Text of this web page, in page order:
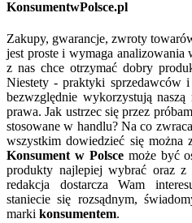
KonsumentwPolsce.pl
Zakupy, gwarancje, zwroty
jest proste i wymaga
z nas chce otrzymać dobry
Niestety - praktyki sprzedawców
bezwzględnie wykorzystują
prawa. Jak ustrzec się przez
stosowane w handlu? Na co
wszystkim dowiedzieć się można
Konsument w Polscemoże być
produkty najlepiej wybrać oraz z
redakcja dostarcza Wam
staniecie się rozsądnym,
marki konsumentem.